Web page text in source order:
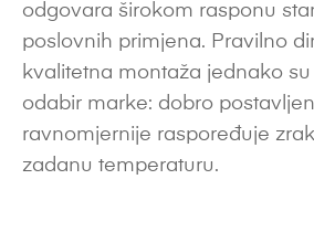
odgovara širokom rasponu
poslovnih primjena. Pravilno
kvalitetna montaža jednako
odabir marke: dobro
ravnomjernije raspoređuje
zadanu temperaturu.